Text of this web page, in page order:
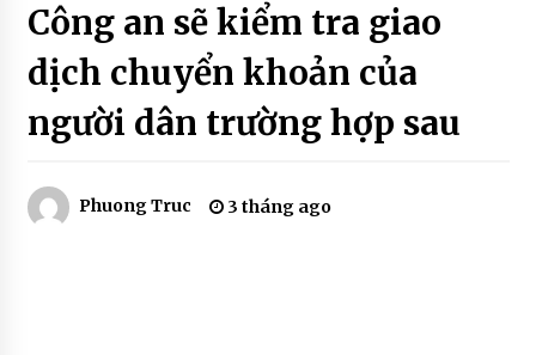
Công an sẽ kiểm tra giao
dịch chuyển khoản của
người dân trường hợp sau
Phuong Truc 3 tháng ago